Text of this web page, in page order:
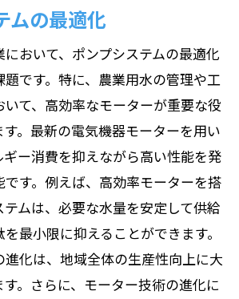
ムの最適化
おいて、ポンプシステムの最適化
です。特に、農業用水の管理や工
て、高効率なモーターが重要な役
。最新の電気機器モーターを用い
ギー消費を抑えながら高い性能を発
す。例えば、高効率モーターを搭
ムは、必要な水量を安定して供給
最小限に抑えることができます。
進化は、地域全体の生産性向上に大
。さらに、モーター技術の進化に